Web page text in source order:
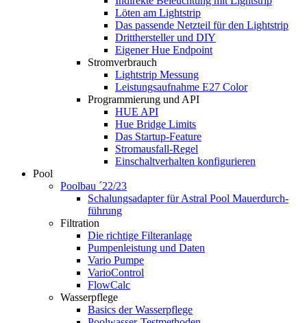
Löten am Lightstrip
Das passende Netzteil für den Lightstrip
Dritthersteller und DIY
Eigener Hue Endpoint
Stromverbrauch
Lightstrip Messung
Leistungsaufnahme E27 Color
Programmierung und API
HUE API
Hue Bridge Limits
Das Startup-Feature
Stromausfall-Regel
Einschaltverhalten konfigurieren
Pool
Poolbau ´22/23
Schalungs­adapter für Astral Pool Mauer­durch­
führung
Filtration
Die richtige Filter­anlage
Pumpenleistung und Daten
Vario Pumpe
Vario­Control
FlowCalc
Wasserpflege
Basics der Wasserpflege